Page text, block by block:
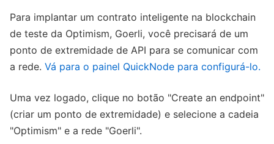
Para implantar um contrato inteligente na blockchain
de teste da Optimism, Goerli, você precisará de um
ponto de extremidade de API para se comunicar com
a rede. Vá para o painel QuickNode para configurá-lo.
Uma vez logado, clique no botão "Create an endpoint"
(criar um ponto de extremidade) e selecione a cadeia
"Optimism" e a rede "Goerli".